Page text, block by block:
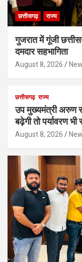
छत्तीसगढ़ राज्य
गुजरात में गूंजी
दमदार सहभागिता
August 8, 2026
छत्तीसगढ़ राज्य
उप मुख्यमंत्री अरुण
बढ़ेगी तो पर्यावरण
August 8, 2026